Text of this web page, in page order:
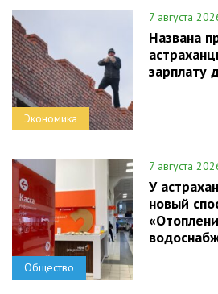
Экономика
7 августа
Названа
зарплату
Общество
7 августа
У
новый